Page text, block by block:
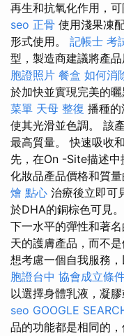
再生和抗氧化作用，
seo 正骨 使用淺果凍
形式使用。 記帳士 考
型，製造商建議將產
胞證照片 餐盒 如何消
於加快並實現完美的曬
菜單 天母 整復 播種的
使其光滑並色調。 該
最高質量。 快速吸收
先，在On -Site描述中
化妝品產品價格和質
燴 點心 治療後立即可
於DHA的銅棕色可見。
下一水平的彈性和著
天的護膚產品，而不是
想考慮一個自我服務
胞證台中 協會成立條
以選擇身體乳液，凝
seo GOOGLE
品的功能都是相同的